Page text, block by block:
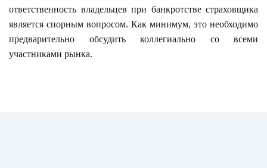
ответственность владельцев при банкротстве страховщика
является спорным вопросом. Как минимум, это необходимо
предварительно обсудить коллегиально со всеми
участниками рынка.